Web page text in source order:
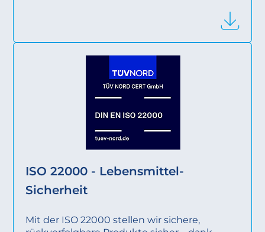
ISO 22000 - Lebensmittel-
Sicherheit
Mit der ISO 22000 stellen wir sichere,